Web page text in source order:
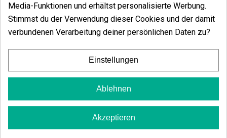
In den Warenkorb
Kundenbewertungen
4 Sterne
0.00%
2 Sterne
0.00%
0.00%
Media-Funktionen und erhältst personalisierte Werbung.
Stimmst du der Verwendung dieser Cookies und der damit
verbundenen Verarbeitung deiner persönlichen Daten zu?
Einstellungen
Ablehnen
Akzeptieren